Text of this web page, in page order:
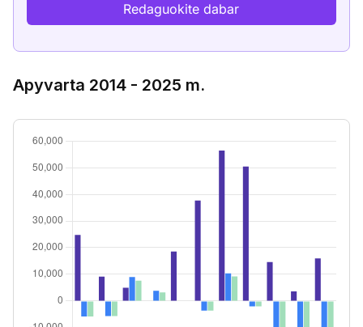
Redaguokite dabar
Apyvarta 2014 - 2025 m.